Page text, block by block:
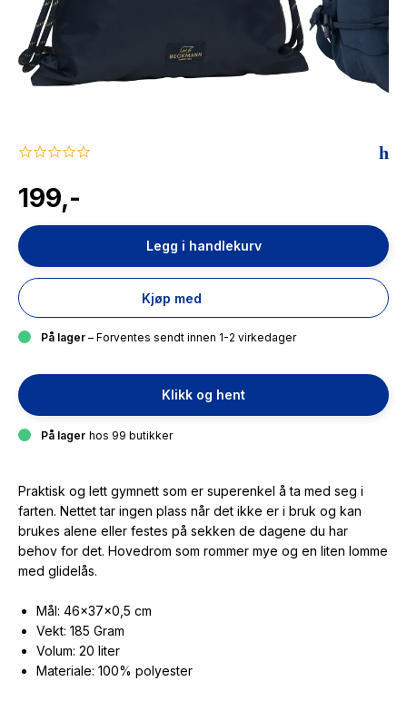
0.0
rating
199,-
Legg i handlekurv
Kjøp med
På lager – Forventes sendt innen 1-2 virkedager
Klikk og hent
På lager hos 99 butikker
Praktisk og lett gymnett som er superenkel å ta med seg i
farten. Nettet tar ingen plass når det ikke er i bruk og kan
brukes alene eller festes på sekken de dagene du har
behov for det. Hovedrom som rommer mye og en liten lomme
med glidelås.
Mål: 46×37×0,5 cm
Vekt: 185 Gram
Volum: 20 liter
Materiale: 100% polyester